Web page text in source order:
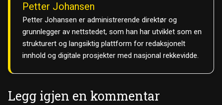
Petter Johansen
Petter Johansen er administrerende direktør og
grunnlegger av nettstedet, som han har utviklet som en
strukturert og langsiktig plattform for redaksjonelt
innhold og digitale prosjekter med nasjonal rekkevidde.
Legg igjen en kommentar